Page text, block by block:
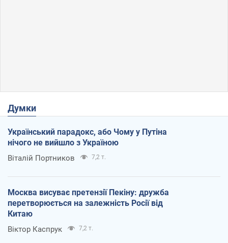
Думки
Український парадокс, або Чому у Путіна
нічого не вийшло з Україною
Віталій Портников 7,2 т.
Москва висуває претензії Пекіну: дружба
перетворюється на залежність Росії від
Китаю
Віктор Каспрук 7,2 т.